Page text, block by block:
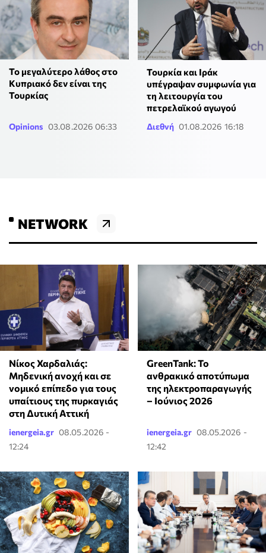
Το μεγαλύτερο λάθος στο
Κυπριακό δεν είναι της
Τουρκίας
Opinions 03.08.2026 06:33
Τουρκία και Ιράκ
υπέγραψαν συμφωνία για
τη λειτουργία του
πετρελαϊκού αγωγού
Διεθνή 01.08.2026 16:18
NETWORK
Νίκος Χαρδαλιάς:
Μηδενική ανοχή και σε
νομικό επίπεδο για τους
υπαίτιους της πυρκαγιάς
στη Δυτική Αττική
ienergeia.gr 08.05.2026 -
12:24
GreenTank: Το
ανθρακικό αποτύπωμα
της ηλεκτροπαραγωγής
– Ιούνιος 2026
ienergeia.gr 08.05.2026 -
12:42